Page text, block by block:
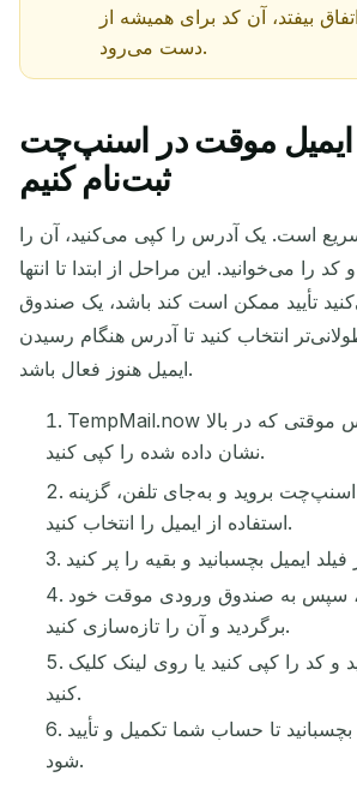
بیفتد، آن کد برای همیشه از
دست می‌رود.
ایمیل موقت در اسنپ‌چت
ثبت‌نام کنیم
است. یک آدرس را کپی می‌کنید، آن را
را می‌خوانید. این مراحل از ابتدا تا انتها
تأیید ممکن است کند باشد، یک صندوق
انتخاب کنید تا آدرس هنگام رسیدن
ایمیل هنوز فعال باشد.
TempMail.now را باز کنید و آدرس موقتی که در بالا
نشان داده شده را کپی کنید.
بروید و به‌جای تلفن، گزینه
استفاده از ایمیل را انتخاب کنید.
سپس به صندوق ورودی موقت خود
برگردید و آن را تازه‌سازی کنید.
و کد را کپی کنید یا روی لینک کلیک
کنید.
تا حساب شما تکمیل و تأیید
شود.